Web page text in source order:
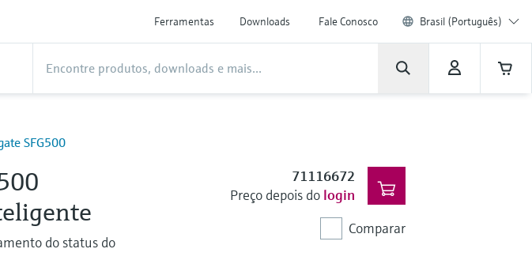
Ferramentas Downloads Fale Conosco Brasil (Português)
SFG500
do status do
71116672
Preço depois do login
Comparar